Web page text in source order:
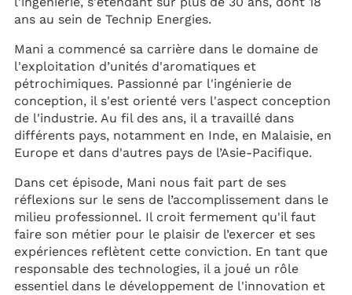
ans au sein de Technip Energies.
Mani a commencé sa carrière dans le domaine de
l'exploitation d’unités d'aromatiques et
pétrochimiques. Passionné par l'ingénierie de
conception, il s'est orienté vers l'aspect conception
de l'industrie. Au fil des ans, il a travaillé dans
différents pays, notamment en Inde, en Malaisie, en
Europe et dans d'autres pays de l’Asie-Pacifique.
Dans cet épisode, Mani nous fait part de ses
réflexions sur le sens de l’accomplissement dans le
milieu professionnel. Il croit fermement qu'il faut
faire son métier pour le plaisir de l’exercer et ses
expériences reflètent cette conviction. En tant que
responsable des technologies, il a joué un rôle
essentiel dans le développement de l'innovation et